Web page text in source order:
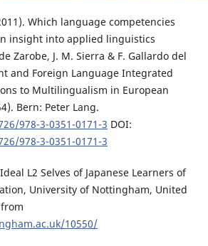
Which language competencies
insight into applied linguistics
Zarobe, J. M. Sierra & F. Gallardo del
and Foreign Language Integrated
to Multilingualism in European
Bern: Peter Lang.
978-3-0351-0171-3 DOI:
978-3-0351-0171-3
L2 Selves of Japanese Learners of
University of Nottingham, United
10550/